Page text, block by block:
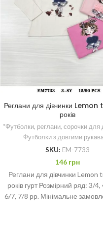
Реглани для дівчинки
років
*Футболки, реглани, сорочки для
Футболки з довгими
SKU: EM-7733
146 грн
Реглани для дівчинки Lemon
років гурт Розмірний ряд: 3/
6/7, 7/8 рр. Мінімальне